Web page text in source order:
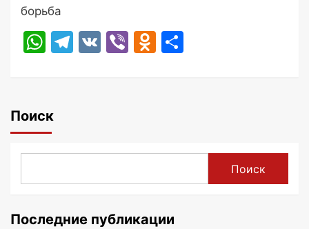
борьба
WhatsApp
Telegram
VK ViberOdnoklassniki
Поиск
Поиск
Последние публикации